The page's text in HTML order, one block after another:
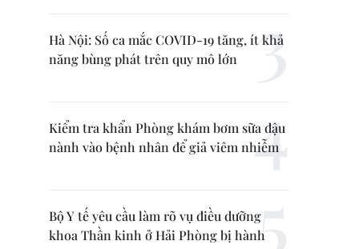
Hà Nội: Số ca mắc COVID-19 tăng, ít khả
năng bùng phát trên quy mô lớn
Kiểm tra khẩn Phòng khám bơm sữa đậu
nành vào bệnh nhân để giả viêm nhiễm
Bộ Y tế yêu cầu làm rõ vụ điều dưỡng
khoa Thần kinh ở Hải Phòng bị hành